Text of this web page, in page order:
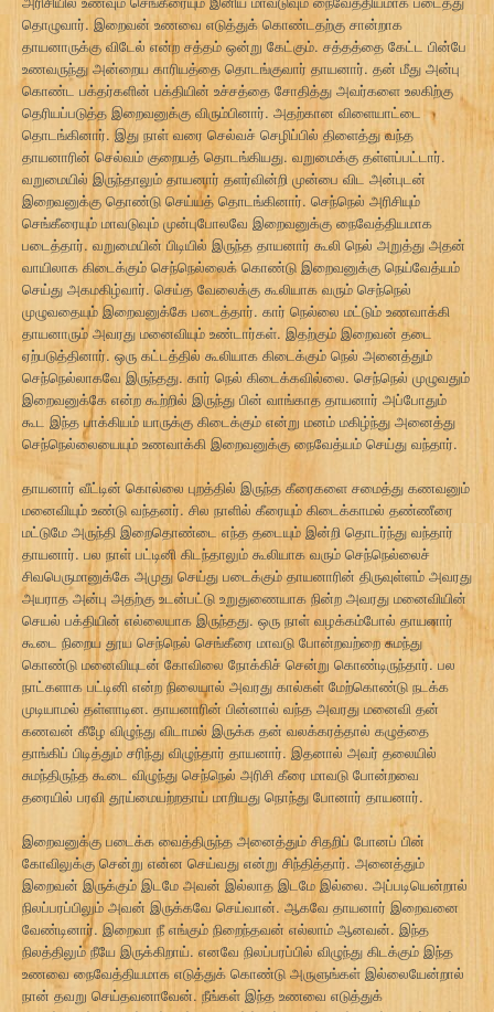
தொழுவார். இறைவன் உணவை எடுத்துக் கொண்டதற்கு சான்றாக
தாயனாருக்கு விடேல் என்ற சத்தம் ஒன்று கேட்கும். சத்தத்தை கேட்ட பின்பே
உணவருந்து அன்றைய காரியத்தை தொடங்குவார் தாயனார். தன் மீது அன்பு
கொண்ட பக்தர்களின் பக்தியின் உச்சத்தை சோதித்து அவர்களை உலகிற்கு
தெரியப்படுத்த இறைவனுக்கு விரும்பினார். அதற்கான விளையாட்டை
தொடங்கினார். இது நாள் வரை செல்வச் செழிப்பில் திளைத்து வந்த
தாயனாரின் செல்வம் குறையத் தொடங்கியது. வறுமைக்கு தள்ளப்பட்டார்.
வறுமையில் இருந்தாலும் தாயனார் தளர்வின்றி முன்பை விட அன்புடன்
இறைவனுக்கு தொண்டு செய்யத் தொடங்கினார். செந்நெல் அரிசியும்
செங்கீரையும் மாவடுவும் முன்புபோலவே இறைவனுக்கு நைவேத்தியமாக
படைத்தார். வறுமையின் பிடியில் இருந்த தாயனார் கூலி நெல் அறுத்து அதன்
வாயிலாக கிடைக்கும் செந்நெல்லைக் கொண்டு இறைவனுக்கு நெய்வேத்யம்
செய்து அகமகிழ்வார். செய்த வேலைக்கு கூலியாக வரும் செந்நெல்
முழுவதையும் இறைவனுக்கே படைத்தார். கார் நெல்லை மட்டும் உணவாக்கி
தாயனாரும் அவரது மனைவியும் உண்டார்கள். இதற்கும் இறைவன் தடை
ஏற்படுத்தினார். ஒரு கட்டத்தில் கூலியாக கிடைக்கும் நெல் அனைத்தும்
செந்நெல்லாகவே இருந்தது. கார் நெல் கிடைக்கவில்லை. செந்நெல் முழுவதும்
இறைவனுக்கே என்ற கூற்றில் இருந்து பின் வாங்காத தாயனார் அப்போதும்
கூட இந்த பாக்கியம் யாருக்கு கிடைக்கும் என்று மனம் மகிழ்ந்து அனைத்து
செந்நெல்லையையும் உணவாக்கி இறைவனுக்கு நைவேத்யம் செய்து வந்தார்.
தாயனார் வீட்டின் கொல்லை புறத்தில் இருந்த கீரைகளை சமைத்து கணவனும்
மனைவியும் உண்டு வந்தனர். சில நாளில் கீரையும் கிடைக்காமல் தண்ணீரை
மட்டுமே அருந்தி இறைதொண்டை எந்த தடையும் இன்றி தொடர்ந்து வந்தார்
தாயனார். பல நாள் பட்டினி கிடந்தாலும் கூலியாக வரும் செந்நெல்லைச்
சிவபெருமானுக்கே அமுது செய்து படைக்கும் தாயனாரின் திருவுள்ளம் அவரது
அயராத அன்பு அதற்கு உடன்பட்டு உறுதுணையாக நின்ற அவரது மனைவியின்
செயல் பக்தியின் எல்லையாக இருந்தது. ஒரு நாள் வழக்கம்போல் தாயனார்
கூடை நிறைய தூய செந்நெல் செங்கீரை மாவடு போன்றவற்றை சுமந்து
கொண்டு மனைவியுடன் கோவிலை நோக்கிச் சென்று கொண்டிருந்தார். பல
நாட்களாக பட்டினி என்ற நிலையால் அவரது கால்கள் மேற்கொண்டு நடக்க
முடியாமல் தள்ளாடின. தாயனாரின் பின்னால் வந்த அவரது மனைவி தன்
கணவன் கீழே விழுந்து விடாமல் இருக்க தன் வலக்கரத்தால் கழுத்தை
தாங்கிப் பிடித்தும் சரிந்து விழுந்தார் தாயனார். இதனால் அவர் தலையில்
சுமந்திருந்த கூடை விழுந்து செந்நெல் அரிசி கீரை மாவடு போன்றவை
தரையில் பரவி தூய்மையற்றதாய் மாறியது நொந்து போனார் தாயனார்.
இறைவனுக்கு படைக்க வைத்திருந்த அனைத்தும் சிதறிப் போனப் பின்
கோவிலுக்கு சென்று என்ன செய்வது என்று சிந்தித்தார். அனைத்தும்
இறைவன் இருக்கும் இடமே அவன் இல்லாத இடமே இல்லை. அப்படியென்றால்
நிலப்பரப்பிலும் அவன் இருக்கவே செய்வான். ஆகவே தாயனார் இறைவனை
வேண்டினார். இறைவா நீ எங்கும் நிறைந்தவன் எல்லாம் ஆனவன். இந்த
நிலத்திலும் நீயே இருக்கிறாய். எனவே நிலப்பரப்பில் விழுந்து கிடக்கும் இந்த
உணவை நைவேத்தியமாக எடுத்துக் கொண்டு அருளுங்கள் இல்லையேன்றால்
நான் தவறு செய்தவனாவேன். நீங்கள் இந்த உணவை எடுத்துக்